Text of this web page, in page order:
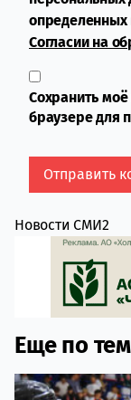
определенных
Согласии на
Сохранить
браузере для
Новости СМИ2
Еще по